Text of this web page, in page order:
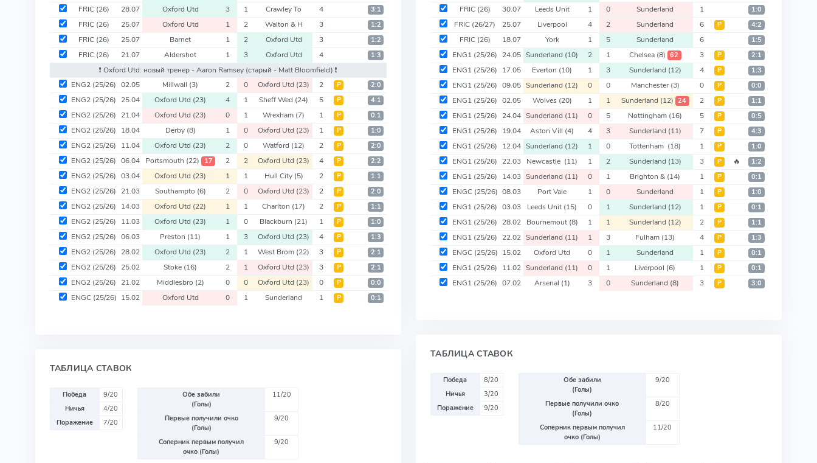
FRIC (26) 28.07 Oxford Utd 3 1 Crawley To 4 3:1
FRIC (26) 25.07 Oxford Utd 1 2 Walton & H 3 1:2
FRIC (26) 25.07 Barnet 1 2 Oxford Utd 3 1:2
FRIC (26) 21.07 Aldershot 1 3 Oxford Utd 4 1:3
❗️ Oxford Utd: новый тренер - Aaron Ramsey (старый - Matt Bloomfield) ❗️
ENG2 (25/26) 02.05 Millwall (3) 2 0 Oxford Utd (23) 2 Р 2:0
ENG2 (25/26) 25.04 Oxford Utd (23) 4 1 Sheff Wed (24) 5 Р 4:1
ENG2 (25/26) 21.04 Oxford Utd (23) 0 1 Wrexham (7) 1 Р 0:1
ENG2 (25/26) 18.04 Derby (8) 1 0 Oxford Utd (23) 1 Р 1:0
ENG2 (25/26) 11.04 Oxford Utd (23) 2 0 Watford (12) 2 Р 2:0
ENG2 (25/26) 06.04 Portsmouth (22) 17 2 2 Oxford Utd (23) 4 Р 2:2
ENG2 (25/26) 03.04 Oxford Utd (23) 1 1 Hull City (5) 2 Р 1:1
ENG2 (25/26) 21.03 Southampto (6) 2 0 Oxford Utd (23) 2 Р 2:0
ENG2 (25/26) 14.03 Oxford Utd (22) 1 1 Charlton (17) 2 Р 1:1
ENG2 (25/26) 11.03 Oxford Utd (23) 1 0 Blackburn (21) 1 Р 1:0
ENG2 (25/26) 06.03 Preston (11) 1 3 Oxford Utd (23) 4 Р 1:3
ENG2 (25/26) 28.02 Oxford Utd (23) 2 1 West Brom (22) 3 Р 2:1
ENG2 (25/26) 25.02 Stoke (16) 2 1 Oxford Utd (23) 3 Р 2:1
ENG2 (25/26) 21.02 Middlesbro (2) 0 0 Oxford Utd (23) 0 Р 0:0
ENGC (25/26) 15.02 Oxford Utd 0 1 Sunderland 1 Р 0:1
ТАБЛИЦА СТАВОК
Победа
9/20
Ничья
4/20
Поражение
7/20
Обе забили
(Голы)
11/20
Первые получили очко
(Голы)
9/20
Соперник первым получил
очко (Голы)
9/20
FRIC (26) 30.07 Leeds Unit 1 0 Sunderland 1 1:0
FRIC (26/27) 25.07 Liverpool 4 2 Sunderland 6 Р 4:2
FRIC (26) 18.07 York 1 5 Sunderland 6 1:5
ENG1 (25/26) 24.05 Sunderland (10) 2 1 Chelsea (8) 62 3 Р 2:1
ENG1 (25/26) 17.05 Everton (10) 1 3 Sunderland (12) 4 Р 1:3
ENG1 (25/26) 09.05 Sunderland (12) 0 0 Manchester(3) 0 Р 0:0
ENG1 (25/26) 02.05 Wolves (20) 1 1 Sunderland (12) 24 2 Р 1:1
ENG1 (25/26) 24.04 Sunderland (11) 0 5 Nottingham (16) 5 Р 0:5
ENG1 (25/26) 19.04 Aston Vill (4) 4 3 Sunderland (11) 7 Р 4:3
ENG1 (25/26) 12.04 Sunderland (12) 1 0 Tottenham (18) 1 Р 1:0
ENG1 (25/26) 22.03 Newcastle (11) 1 2 Sunderland (13) 3 Р 🔥 1:2
ENG1 (25/26) 14.03 Sunderland (11) 0 1 Brighton & (14) 1 Р 0:1
ENGC (25/26) 08.03 Port Vale 1 0 Sunderland 1 Р 1:0
ENG1 (25/26) 03.03 Leeds Unit (15) 0 1 Sunderland (12) 1 Р 0:1
ENG1 (25/26) 28.02 Bournemout (8) 1 1 Sunderland (12) 2 Р 1:1
ENG1 (25/26) 22.02 Sunderland (11) 1 3 Fulham (13) 4 Р 1:3
ENGC (25/26) 15.02 Oxford Utd 0 1 Sunderland 1 Р 0:1
ENG1 (25/26) 11.02 Sunderland (11) 0 1 Liverpool (6) 1 Р 0:1
ENG1 (25/26) 07.02 Arsenal (1) 3 0 Sunderland (8) 3 Р 3:0
ТАБЛИЦА СТАВОК
Победа
8/20
Ничья
3/20
Поражение
9/20
Обе забили
(Голы)
9/20
Первые получили очко
(Голы)
8/20
Соперник первым получил
очко (Голы)
11/20